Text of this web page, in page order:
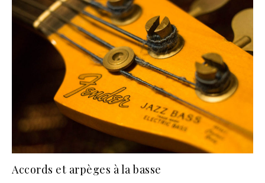
Accords et arpèges à la basse